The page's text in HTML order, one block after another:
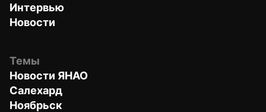
Интервью
Новости
Темы
Новости ЯНАО
Салехард
Ноябрьск